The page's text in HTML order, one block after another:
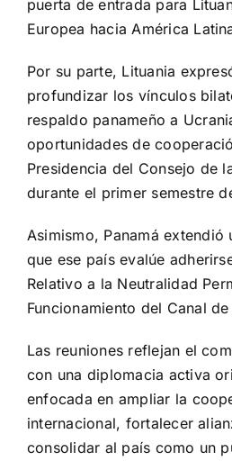
puerta de entrada para
Europea hacia América
Por su parte, Lituania
profundizar los vínculos
respaldo panameño a
oportunidades de
Presidencia del Consejo de
durante el primer semestre
Asimismo, Panamá extendió
que ese país evalúe
Relativo a la Neutralidad
Funcionamiento del Canal de
Las reuniones reflejan el
con una diplomacia activa
enfocada en ampliar la
internacional, fortalecer
consolidar al país como un